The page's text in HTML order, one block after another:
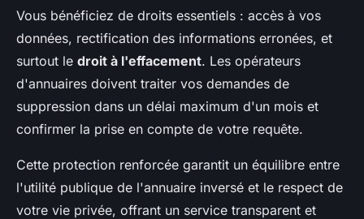
Vous bénéficiez de droits essentiels : accès à vos
données, rectification des informations erronées, et
surtout le droit à l'effacement. Les opérateurs
d'annuaires doivent traiter vos demandes de
suppression dans un délai maximum d'un mois et
confirmer la prise en compte de votre requête.
Cette protection renforcée garantit un équilibre entre
l'utilité publique de l'annuaire inversé et le respect de
votre vie privée, offrant un service transparent et